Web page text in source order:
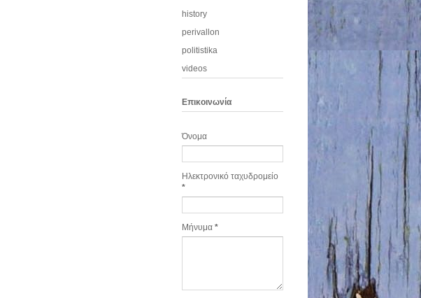
history
perivallon
politistika
videos
Eπικοινωνία
Όνομα
Ηλεκτρονικό ταχυδρομείο
*
Μήνυμα *